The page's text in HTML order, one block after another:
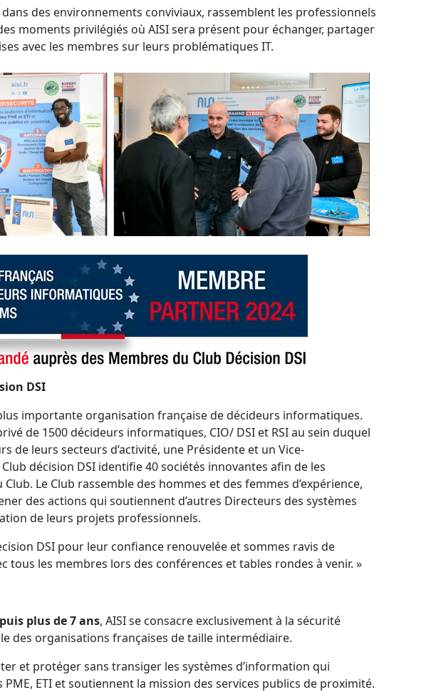
des environnements conviviaux, rassemblent les professionnels
moments privilégiés où AISI sera présent pour échanger, partager
avec les membres sur leurs problématiques IT.
DSI
importante organisation française de décideurs informatiques.
de 1500 décideurs informatiques, CIO/ DSI et RSI au sein duquel
de leurs secteurs d’activité, une Présidente et un Vice-
décision DSI identifie 40 sociétés innovantes afin de les
Le Club rassemble des hommes et des femmes d’expérience,
des actions qui soutiennent d’autres Directeurs des systèmes
de leurs projets professionnels.
DSI pour leur confiance renouvelée et sommes ravis de
tous les membres lors des conférences et tables rondes à venir. »
plus de 7 ans, AISI se consacre exclusivement à la sécurité
des organisations françaises de taille intermédiaire.
et protéger sans transiger les systèmes d’information qui
ETI et soutiennent la mission des services publics de proximité.